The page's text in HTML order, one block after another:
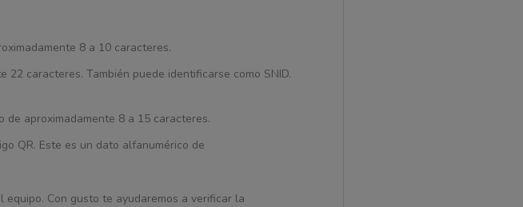
8 a 10 caracteres.
caracteres. También puede identificarse como SNID.
de aproximadamente 8 a 15 caracteres.
QR. Este es un dato alfanumérico de
Con gusto te ayudaremos a verificar la